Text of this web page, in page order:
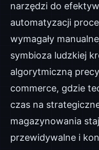
narzędzi do
automatyzacji
wymagały
symbioza ludzkiej
algorytmiczną
commerce, gdzie
czas na
magazynowania
przewidywalne i